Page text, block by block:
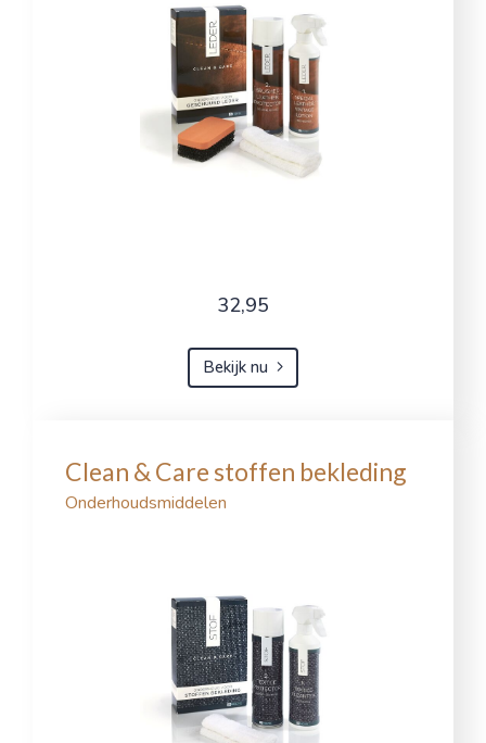
32,95
Bekijk nu
Clean & Care stoffen bekleding
Onderhoudsmiddelen